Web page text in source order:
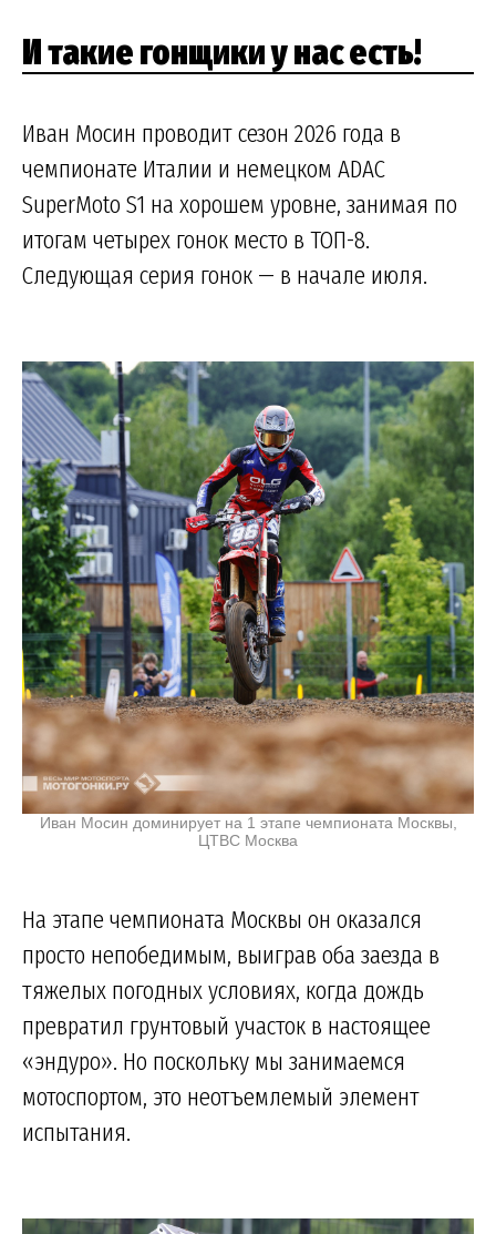
И такие гонщики у нас есть!
Иван Мосин проводит сезон 2026 года в
чемпионате Италии и немецком ADAC
SuperMoto S1 на хорошем уровне, занимая по
итогам четырех гонок место в ТОП-8.
Следующая серия гонок — в начале июля.
Иван Мосин доминирует на 1 этапе чемпионата Москвы,
ЦТВС Москва
На этапе чемпионата Москвы он оказался
просто непобедимым, выиграв оба заезда в
тяжелых погодных условиях, когда дождь
превратил грунтовый участок в настоящее
«эндуро». Но поскольку мы занимаемся
мотоспортом, это неотъемлемый элемент
испытания.